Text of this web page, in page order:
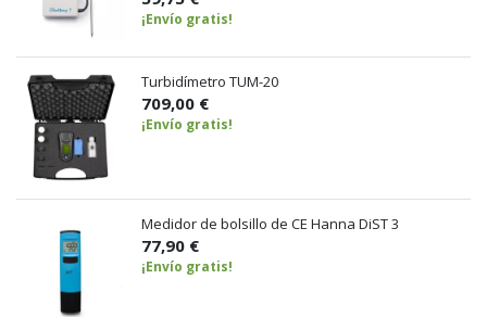
¡Envío gratis!
Turbidímetro TUM-20
709,00 €
¡Envío gratis!
Medidor de bolsillo de CE Hanna DiST 3
77,90 €
¡Envío gratis!